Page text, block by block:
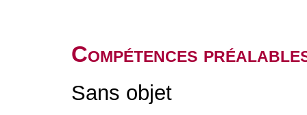
Compétences
Sans objet